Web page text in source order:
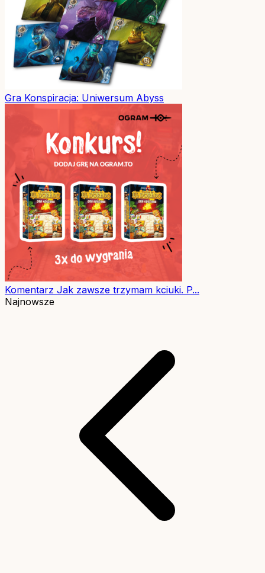
Gra Konspiracja: Uniwersum Abyss
Komentarz Jak zawsze trzymam kciuki. P...
Najnowsze